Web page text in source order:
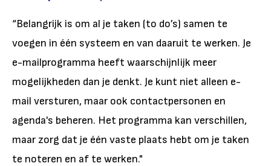
“Belangrijk is om al je taken (to do’s) samen te
voegen in één systeem en van daaruit te werken. Je
e-mailprogramma heeft waarschijnlijk meer
mogelijkheden dan je denkt. Je kunt niet alleen e-
mail versturen, maar ook contactpersonen en
agenda's beheren. Het programma kan verschillen,
maar zorg dat je één vaste plaats hebt om je taken
te noteren en af te werken."